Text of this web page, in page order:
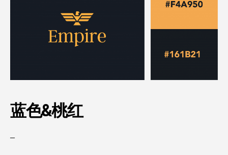
蓝色&桃红
–